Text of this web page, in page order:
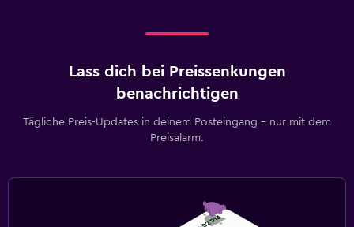
Lass dich bei Preissenkungen
benachrichtigen
Tägliche Preis-Updates in deinem Posteingang – nur mit dem
Preisalarm.